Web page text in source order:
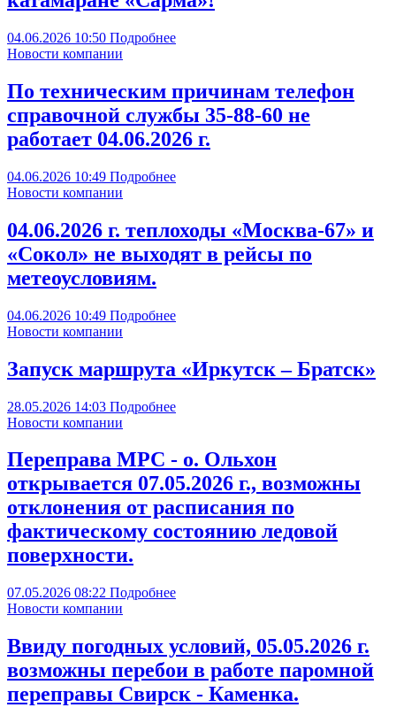
04.06.2026 10:50 Подробнее
Новости компании
По техническим причинам телефон
справочной службы 35-88-60 не
работает 04.06.2026 г.
04.06.2026 10:49 Подробнее
Новости компании
04.06.2026 г. теплоходы «Москва-67» и
«Сокол» не выходят в рейсы по
метеоусловиям.
04.06.2026 10:49 Подробнее
Новости компании
Запуск маршрута «Иркутск – Братск»
28.05.2026 14:03 Подробнее
Новости компании
Переправа МРС - о. Ольхон
открывается 07.05.2026 г., возможны
отклонения от расписания по
фактическому состоянию ледовой
поверхности.
07.05.2026 08:22 Подробнее
Новости компании
Ввиду погодных условий, 05.05.2026 г.
возможны перебои в работе паромной
переправы Свирск - Каменка.